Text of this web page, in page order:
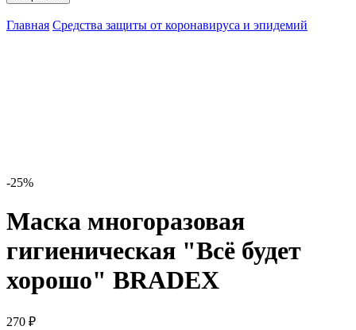
Главная Средства защиты от коронавируса и эпидемий
-25%
Маска многоразовая
гигиеническая "Всё будет
хорошо" BRADEX
270 ₽